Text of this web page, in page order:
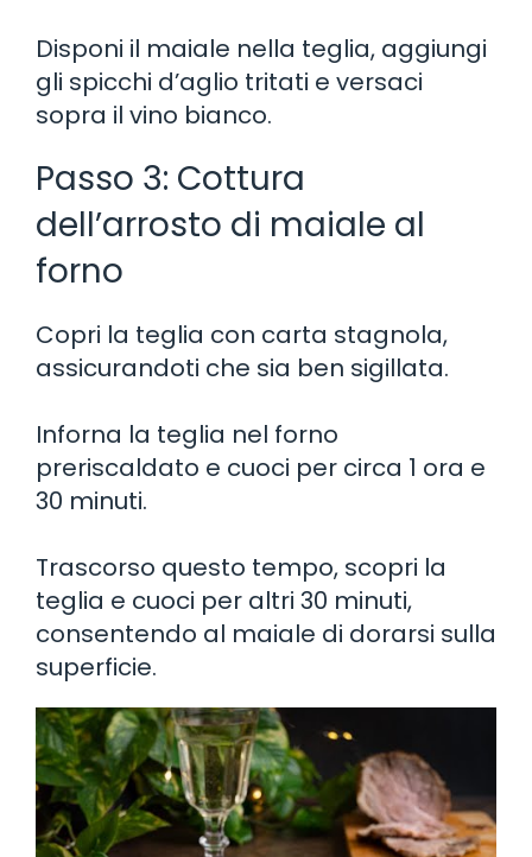
Disponi il maiale nella teglia, aggiungi
gli spicchi d’aglio tritati e versaci
sopra il vino bianco.
Passo 3: Cottura
dell’arrosto di maiale al
forno
Copri la teglia con carta stagnola,
assicurandoti che sia ben sigillata.
Inforna la teglia nel forno
preriscaldato e cuoci per circa 1 ora e
30 minuti.
Trascorso questo tempo, scopri la
teglia e cuoci per altri 30 minuti,
consentendo al maiale di dorarsi sulla
superficie.